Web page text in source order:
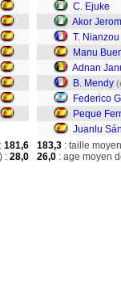
C. Ejuke
Akor
T. Nianzou
Manu
Adnan
B. Mendy
Federico
Peque
Juanlu
181,6
: 28,0
183,3 : taille
26,0 : age moyen